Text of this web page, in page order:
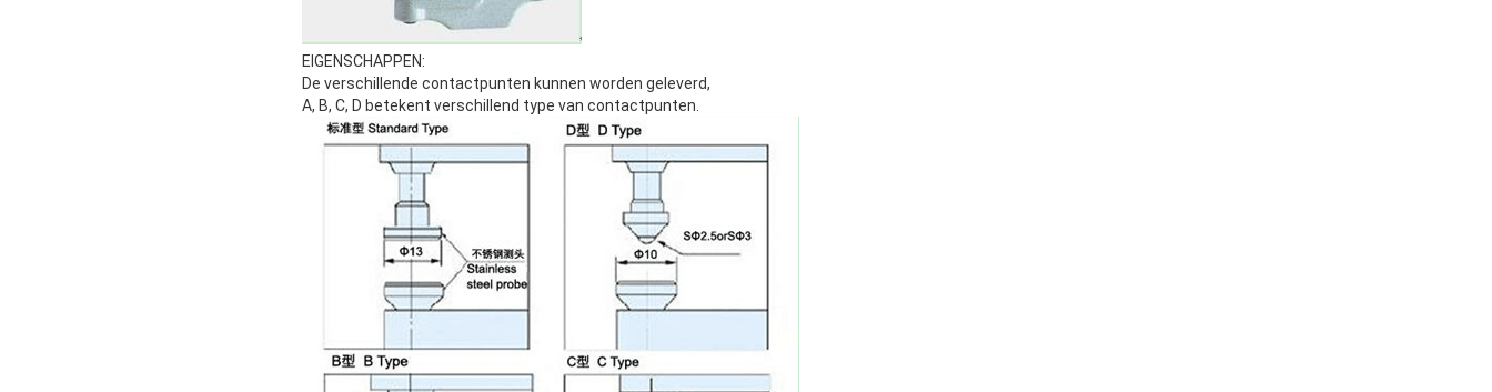
EIGENSCHAPPEN:
De verschillende contactpunten kunnen worden geleverd,
A, B, C, D betekent verschillend type van contactpunten.